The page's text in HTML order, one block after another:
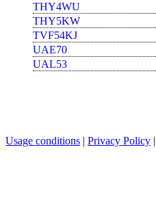
THY4WU
THY5KW
TVF54KJ
UAE70
UAL53
Usage conditions | Privacy Policy |